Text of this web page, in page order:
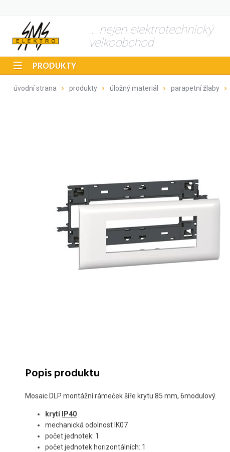
... nejen elektrotechnický
velkoobchod
PRODUKTY
úvodní strana produkty úložný materiál parapetní žlaby
Popis produktu
Mosaic DLP montážní rámeček šíře krytu 85 mm, 6modulový.
krytí IP40
mechanická odolnost IK07
počet jednotek: 1
počet jednotek horizontálních: 1